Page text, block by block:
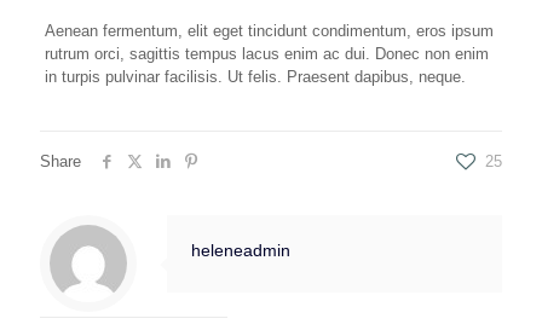
Aenean fermentum, elit eget tincidunt condimentum, eros ipsum
rutrum orci, sagittis tempus lacus enim ac dui. Donec non enim
in turpis pulvinar facilisis. Ut felis. Praesent dapibus, neque.
Share 25
heleneadmin